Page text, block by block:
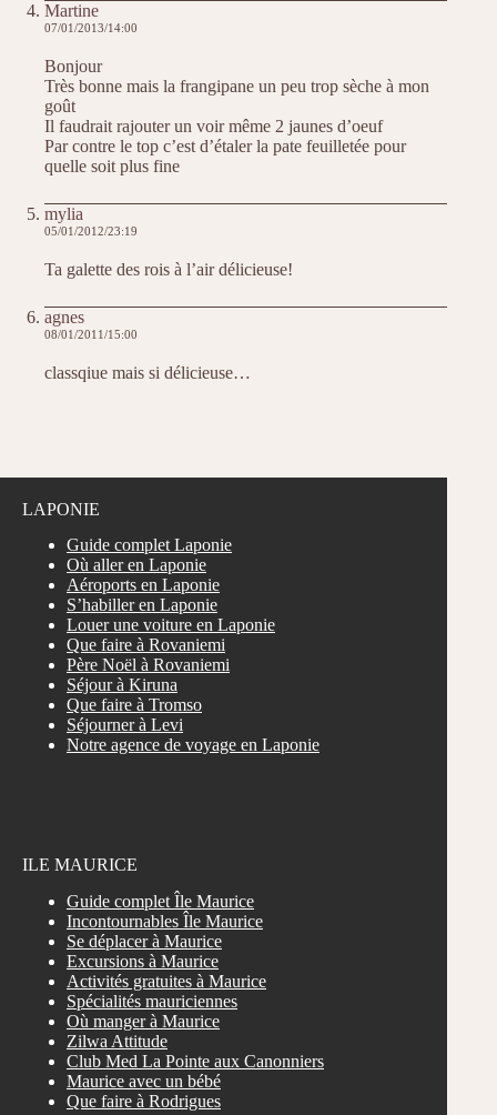
Martine
07/01/2013/14:00
Bonjour
Très bonne mais la frangipane un peu trop sèche à mon
goût
Il faudrait rajouter un voir même 2 jaunes d’oeuf
Par contre le top c’est d’étaler la pate feuilletée pour
quelle soit plus fine
mylia
05/01/2012/23:19
Ta galette des rois à l’air délicieuse!
agnes
08/01/2011/15:00
classqiue mais si délicieuse…
LAPONIE
Guide complet Laponie
Où aller en Laponie
Aéroports en Laponie
S’habiller en Laponie
Louer une voiture en Laponie
Que faire à Rovaniemi
Père Noël à Rovaniemi
Séjour à Kiruna
Que faire à Tromso
Séjourner à Levi
Notre agence de voyage en Laponie
ILE MAURICE
Guide complet Île Maurice
Incontournables Île Maurice
Se déplacer à Maurice
Excursions à Maurice
Activités gratuites à Maurice
Spécialités mauriciennes
Où manger à Maurice
Zilwa Attitude
Club Med La Pointe aux Canonniers
Maurice avec un bébé
Que faire à Rodrigues